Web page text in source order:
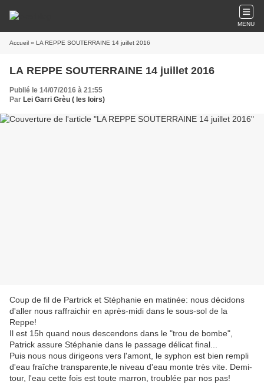
MENU
Accueil » LA REPPE SOUTERRAINE 14 juillet 2016
LA REPPE SOUTERRAINE 14 juillet 2016
Publié le 14/07/2016 à 21:55
Par Lei Garri Grèu ( les loirs)
Coup de fil de Partrick et Stéphanie en matinée: nous décidons
d'aller nous raffraichir en après-midi dans le sous-sol de la
Reppe!
Il est 15h quand nous descendons dans le "trou de bombe",
Patrick assure Stéphanie dans le passage délicat final...
Puis nous nous dirigeons vers l'amont, le syphon est bien rempli
d'eau fraîche transparente,le niveau d'eau monte très vite. Demi-
tour, l'eau cette fois est toute marron, troublée par nos pas!